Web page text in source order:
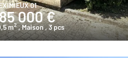
01
000 €
m2 , Maison, 3 pcs